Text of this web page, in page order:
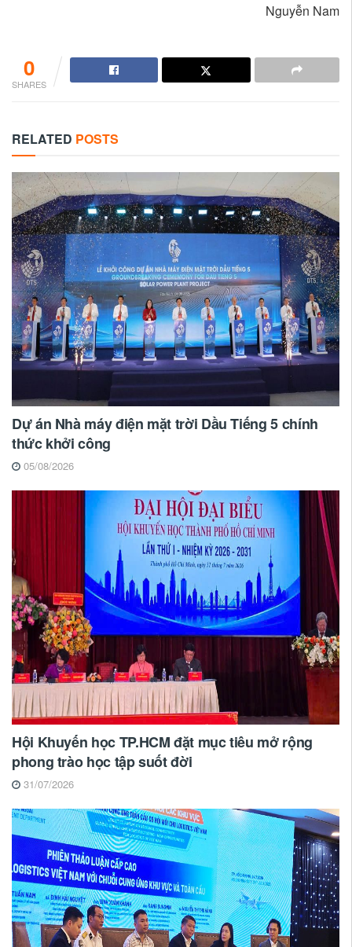
Nguyễn Nam
0
SHARES
RELATED POSTS
Dự án Nhà máy điện mặt trời Dầu Tiếng 5 chính
thức khởi công
05/08/2026
Hội Khuyến học TP.HCM đặt mục tiêu mở rộng
phong trào học tập suốt đời
31/07/2026